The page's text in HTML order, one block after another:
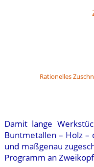
Rationelles
Damit lange
Buntmetallen – Holz –
und maßgenau
Programm an